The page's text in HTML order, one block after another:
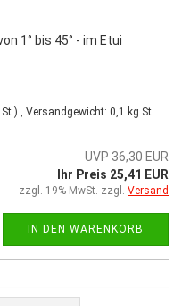
1° bis 45° - im Etui
St.) , Versandgewicht: 0,1 kg St.
UVP 36,30 EUR
Ihr Preis 25,41 EUR
zzgl. 19% MwSt. zzgl. Versand
IN DEN WARENKORB